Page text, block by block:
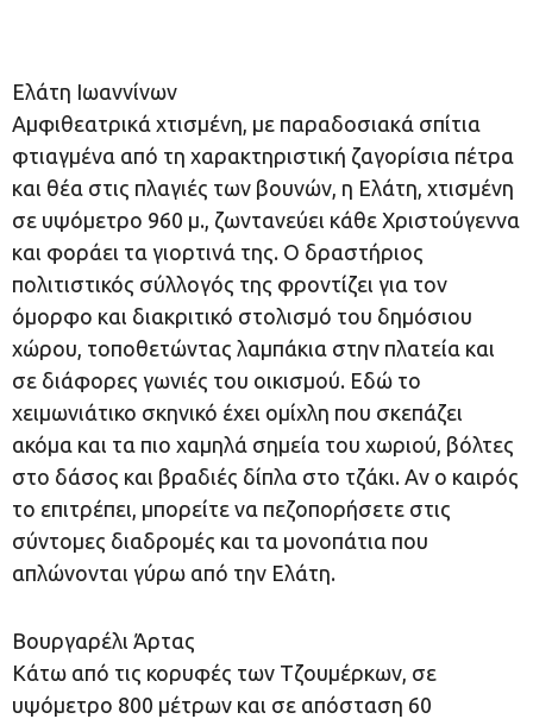
Ελάτη Ιωαννίνων
Αμφιθεατρικά χτισμένη, με παραδοσιακά σπίτια
φτιαγμένα από τη χαρακτηριστική ζαγορίσια πέτρα
και θέα στις πλαγιές των βουνών, η Ελάτη, χτισμένη
σε υψόμετρο 960 μ., ζωντανεύει κάθε Χριστούγεννα
και φοράει τα γιορτινά της. Ο δραστήριος
πολιτιστικός σύλλογός της φροντίζει για τον
όμορφο και διακριτικό στολισμό του δημόσιου
χώρου, τοποθετώντας λαμπάκια στην πλατεία και
σε διάφορες γωνιές του οικισμού. Εδώ το
χειμωνιάτικο σκηνικό έχει ομίχλη που σκεπάζει
ακόμα και τα πιο χαμηλά σημεία του χωριού, βόλτες
στο δάσος και βραδιές δίπλα στο τζάκι. Αν ο καιρός
το επιτρέπει, μπορείτε να πεζοπορήσετε στις
σύντομες διαδρομές και τα μονοπάτια που
απλώνονται γύρω από την Ελάτη.
Βουργαρέλι Άρτας
Κάτω από τις κορυφές των Τζουμέρκων, σε
υψόμετρο 800 μέτρων και σε απόσταση 60